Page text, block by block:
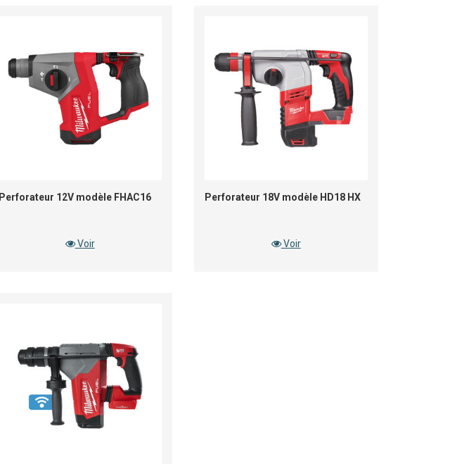
Perforateur 12V modèle FHAC16
Voir
Perforateur 18V modèle HD18 HX
Voir